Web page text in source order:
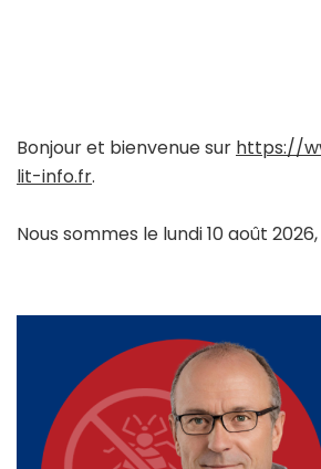
Bonjour et bienvenue sur https://
lit-info.fr.
Nous sommes le lundi 10 août 2026,